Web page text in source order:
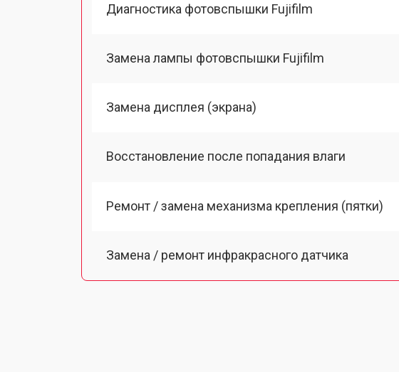
Диагностика фотовспышки Fujifilm
Замена лампы фотовспышки Fujifilm
Замена дисплея (экрана)
Восстановление после попадания влаги
Ремонт / замена механизма крепления (пятки)
Замена / ремонт инфракрасного датчика